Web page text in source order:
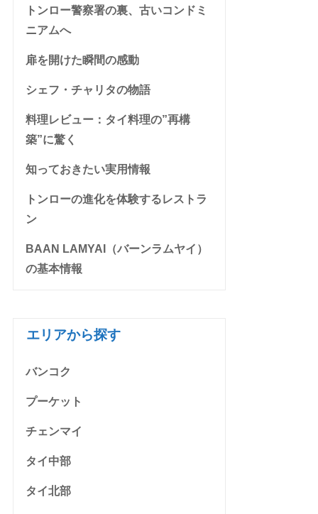
トンロー警察署の裏、古いコンドミ
ニアムへ
扉を開けた瞬間の感動
シェフ・チャリタの物語
料理レビュー：タイ料理の”再構
築”に驚く
知っておきたい実用情報
トンローの進化を体験するレストラ
ン
BAAN LAMYAI（バーンラムヤイ）
の基本情報
エリアから探す
バンコク
プーケット
チェンマイ
タイ中部
タイ北部